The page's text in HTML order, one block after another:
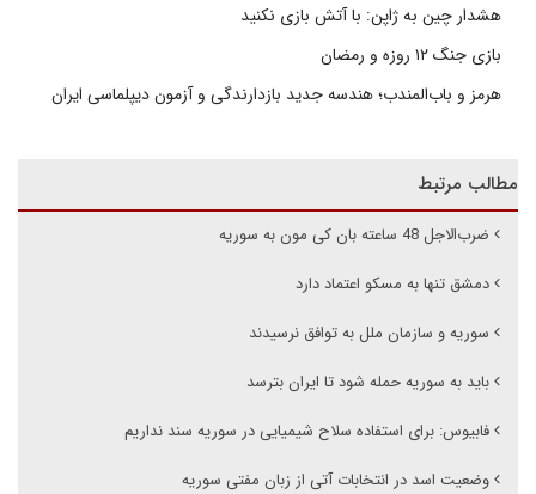
هشدار چین به ژاپن: با آتش بازی نکنید
بازی جنگ ۱۲ روزه و رمضان
هرمز و باب‌المندب؛ هندسه جدید بازدارندگی و آزمون دیپلماسی ایران
مطالب مرتبط
ضرب‌الاجل 48 ساعته بان کی مون به سوریه
دمشق تنها به مسکو اعتماد دارد
سوریه و سازمان ملل به توافق نرسیدند
باید به سوریه حمله شود تا ایران بترسد
فابیوس: برای استفاده سلاح شیمیایی در سوریه سند نداریم
وضعیت اسد در انتخابات آتی از زبان مفتی سوریه